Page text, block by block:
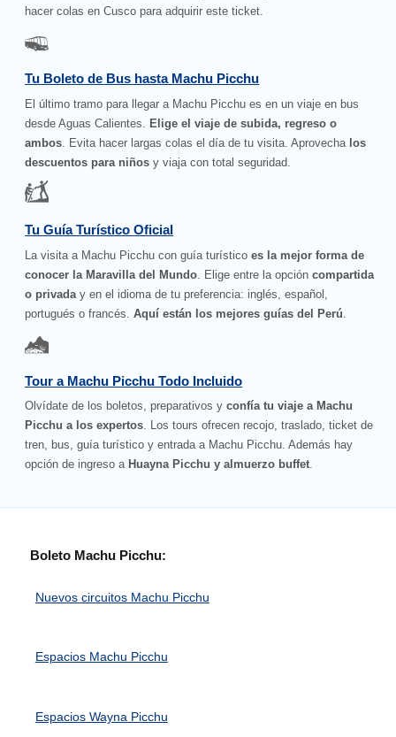
hacer colas en Cusco para adquirir este ticket.
Tu Boleto de Bus hasta Machu Picchu
El último tramo para llegar a Machu Picchu es en un viaje en bus
desde Aguas Calientes.
Elige el viaje de subida, regreso o
ambos . Evita hacer largas colas el día de tu visita. Aprovecha los
descuentos para niños y viaja con total seguridad.
Tu Guía Turístico Oficial
La visita a Machu Picchu con guía turístico es la mejor forma de
conocer la Maravilla del Mundo . Elige entre la opcióncompartida
o privada y en el idioma de tu preferencia: inglés, español,
portugués o francés.Aquí están los mejores guías del Perú
Tour a Machu Picchu Todo Incluido
Olvídate de los boletos, preparativos yconfía tu viaje a Machu
Picchu a los expertos. Los tours ofrecen recojo, traslado, ticket de
tren, bus, guía turístico y entrada a Machu Picchu. Además hay
opción de ingreso a Huayna Picchu y almuerzo buffet.
Boleto Machu Picchu:
Nuevos circuitos Machu Picchu
Espacios Machu Picchu
Espacios Wayna Picchu